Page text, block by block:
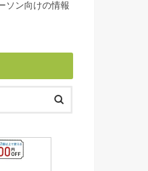
ソン向けの情報